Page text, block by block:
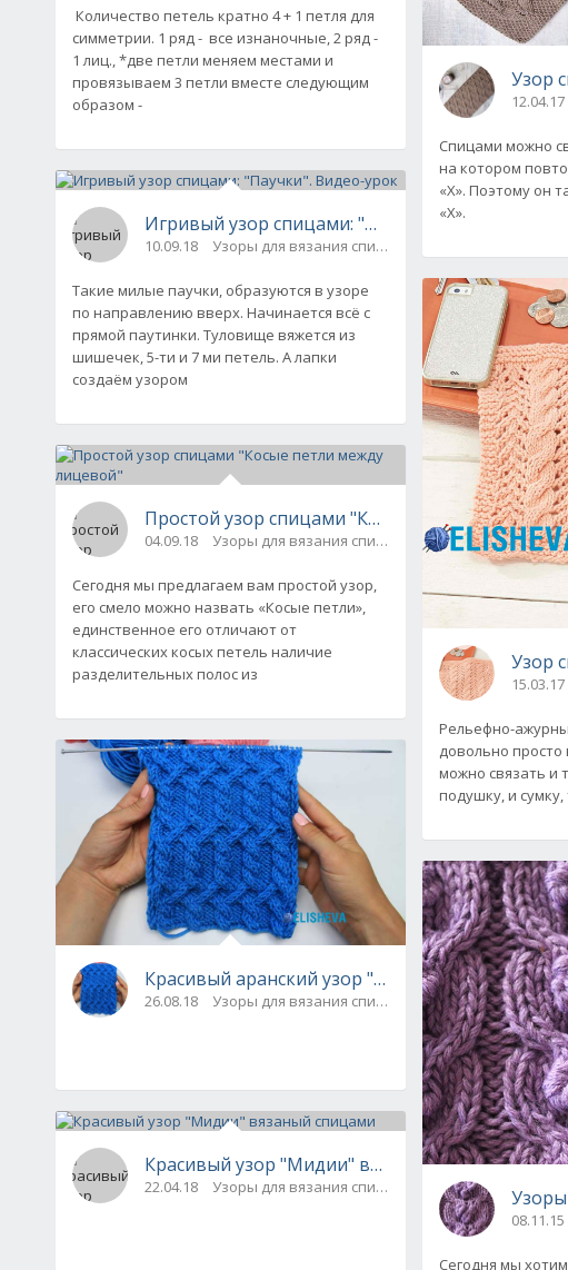
Количество петель кратно 4 + 1 петля для
симметрии. 1 ряд - все изнаночные, 2 ряд -
1 лиц., *две петли меняем местами и
провязываем 3 петли вместе следующим
образом -
Игривый узор спицами: "Паучки". Видео-урок
10.09.18 Узоры для вязания спицами
Такие милые паучки, образуются в узоре
по направлению вверх. Начинается всё с
прямой паутинки. Туловище вяжется из
шишечек, 5-ти и 7 ми петель. А лапки
создаём узором
Простой узор спицами "Косые петли между
04.09.18 Узоры для вязания спицами
Сегодня мы предлагаем вам простой узор,
его смело можно назвать «Косые петли»,
единственное его отличают от
классических косых петель наличие
разделительных полос из
Красивый аранский узор "Плетёнка и жгуты"
26.08.18 Узоры для вязания спицами
Красивый узор "Мидии" вязаный спицами
22.04.18 Узоры для вязания спицами
Узор
12.04.17
Спицами можно
на котором
«Х». Поэтому он
«Х».
Узор
15.03.17
Рельефно-
довольно просто
можно связать и
подушку, и
08.11.15
Сегодня мы